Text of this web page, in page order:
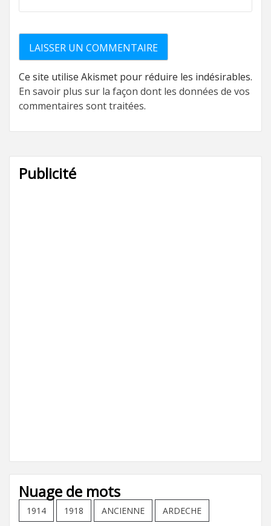
Ce site utilise Akismet pour réduire les indésirables.
En savoir plus sur la façon dont les données de vos
commentaires sont traitées.
Publicité
Nuage de mots
1914 1918 ANCIENNE ARDECHE